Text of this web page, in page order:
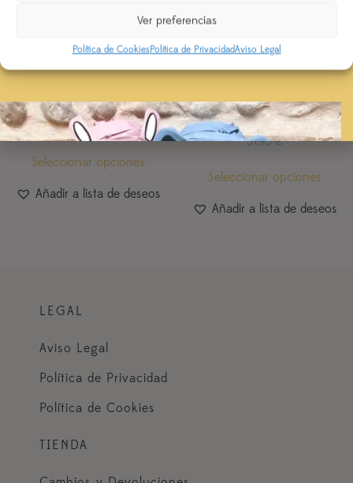
Ver preferencias
Política de CookiesPolítica de PrivacidadAviso Legal
NAVIDAD
43,45€ - 45,95 €
Seleccionar opciones
Añadir a lista de deseos
sudadera niñ@ personalizada
navidad
57,95€
Seleccionar opciones
Añadir a lista de deseos
LEGAL
Aviso Legal
Política de Privacidad
Política de Cookies
TIENDA